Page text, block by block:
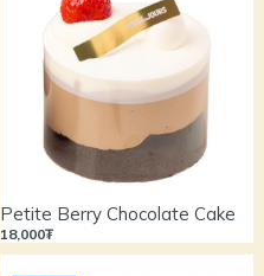
Petite Berry Chocolate Cake
18,000₮